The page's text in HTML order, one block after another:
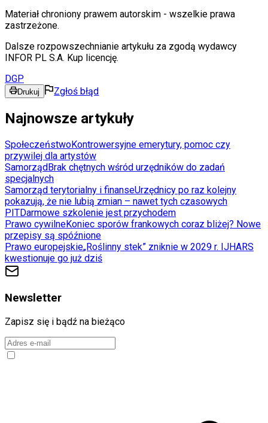
Materiał chroniony prawem autorskim - wszelkie prawa
zastrzeżone.
Dalsze rozpowszechnianie artykułu za zgodą wydawcy
INFOR PL S.A. Kup licencję.
DGP
Drukuj Zgłoś błąd
Najnowsze artykuły
SpołeczeństwoKontrowersyjne emerytury, pomoc czy
przywilej dla artystów
SamorządBrak chętnych wśród urzędników do zadań
specjalnych
Samorząd terytorialny i finanseUrzędnicy po raz kolejny
pokazują, że nie lubią zmian – nawet tych czasowych
PITDarmowe szkolenie jest przychodem
Prawo cywilneKoniec sporów frankowych coraz bliżej? Nowe
przepisy są spóźnione
Prawo europejskie„Roślinny stek” zniknie w 2029 r. IJHARS
kwestionuje go już dziś
Newsletter
Zapisz się i bądź na bieżąco